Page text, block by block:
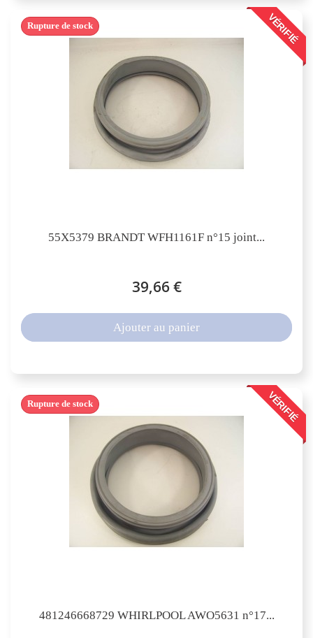
VÉRIFIÉ
55X5379 BRANDT WFH1161F n°15 joint...
39,66 €
Rupture de stock
Ajouter au panier
VÉRIFIÉ
481246668729 WHIRLPOOL AWO5631 n°17...
Rupture de stock